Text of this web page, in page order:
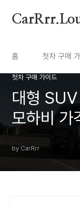
홈 첫차 구매
첫차 구매 가이드
대형
모하비
첫차 구매
by CarRrr